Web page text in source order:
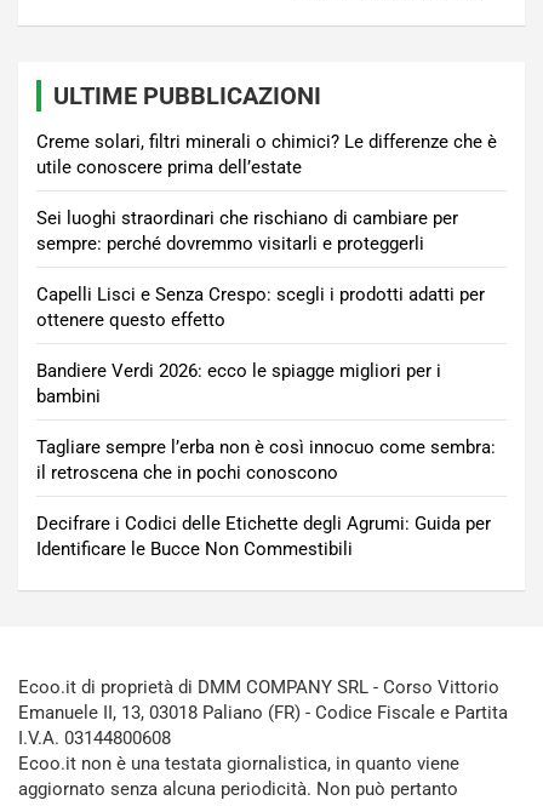
ULTIME PUBBLICAZIONI
Creme solari, filtri minerali o chimici? Le differenze che è
utile conoscere prima dell’estate
Sei luoghi straordinari che rischiano di cambiare per
sempre: perché dovremmo visitarli e proteggerli
Capelli Lisci e Senza Crespo: scegli i prodotti adatti per
ottenere questo effetto
Bandiere Verdi 2026: ecco le spiagge migliori per i
bambini
Tagliare sempre l’erba non è così innocuo come sembra:
il retroscena che in pochi conoscono
Decifrare i Codici delle Etichette degli Agrumi: Guida per
Identificare le Bucce Non Commestibili
Ecoo.it di proprietà di DMM COMPANY SRL - Corso Vittorio
Emanuele II, 13, 03018 Paliano (FR) - Codice Fiscale e Partita
I.V.A. 03144800608
Ecoo.it non è una testata giornalistica, in quanto viene
aggiornato senza alcuna periodicità. Non può pertanto